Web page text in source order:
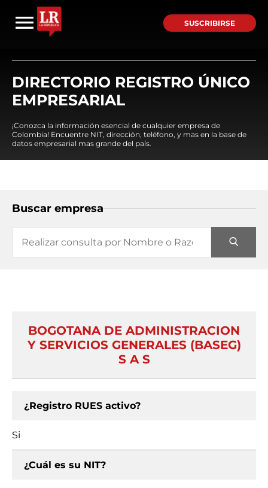
SUSCRIBIRSE
DIRECTORIO REGISTRO ÚNICO
EMPRESARIAL
¡Conozca la información esencial de cualquier empresa de
Colombia! Encuentre NIT, dirección, teléfono, y mas en la base de
datos empresarial mas grande del país.
Buscar empresa
BOGOTANA DE ADMINISTRACION
Y SERVICIOS GENERALES (BASEG)
S A S
¿Registro RUES activo?
Si
¿Cuál es su NIT?